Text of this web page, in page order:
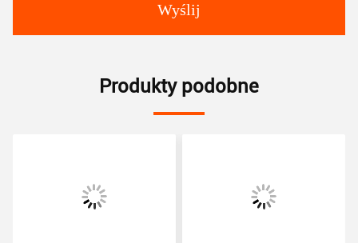
Wyślij
Produkty podobne